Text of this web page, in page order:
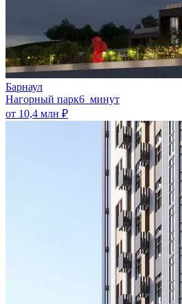
Барнаул
Нагорный парк6 минут
от 10,4 млн ₽